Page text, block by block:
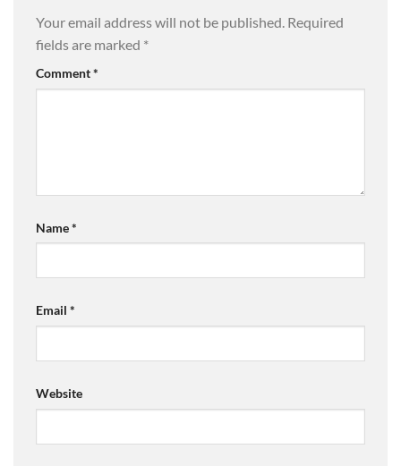
Your email address will not be published. Required
fields are marked *
Comment*
Name*
Email *
Website